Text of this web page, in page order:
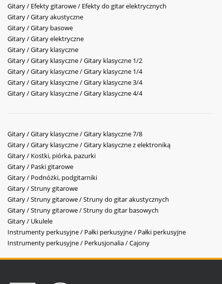
Gitary / Efekty gitarowe / Efekty do gitar elektrycznych
Gitary / Gitary akustyczne
Gitary / Gitary basowe
Gitary / Gitary elektryczne
Gitary / Gitary klasyczne
Gitary / Gitary klasyczne / Gitary klasyczne 1/2
Gitary / Gitary klasyczne / Gitary klasyczne 1/4
Gitary / Gitary klasyczne / Gitary klasyczne 3/4
Gitary / Gitary klasyczne / Gitary klasyczne 4/4
Gitary / Gitary klasyczne / Gitary klasyczne 7/8
Gitary / Gitary klasyczne / Gitary klasyczne z elektroniką
Gitary / Kostki, piórka, pazurki
Gitary / Paski gitarowe
Gitary / Podnóżki, podgitarniki
Gitary / Struny gitarowe
Gitary / Struny gitarowe / Struny do gitar akustycznych
Gitary / Struny gitarowe / Struny do gitar basowych
Gitary / Ukulele
Instrumenty perkusyjne / Pałki perkusyjne / Pałki perkusyjne
Instrumenty perkusyjne / Perkusjonalia / Cajony